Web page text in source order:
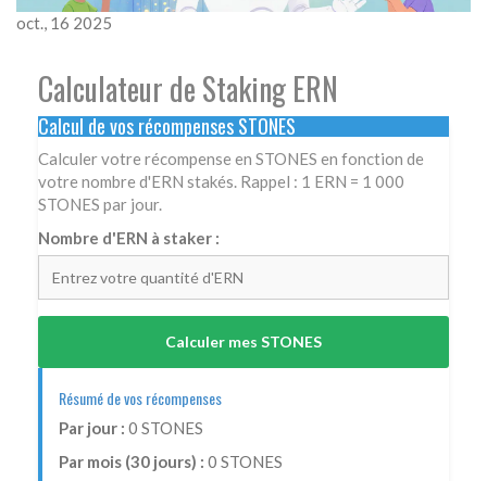
oct., 16 2025
Calculateur de Staking ERN
Calcul de vos récompenses STONES
Calculer votre récompense en STONES en fonction de
votre nombre d'ERN stakés. Rappel : 1 ERN = 1 000
STONES par jour.
Nombre d'ERN à staker :
Calculer mes STONES
Résumé de vos récompenses
Par jour : 0 STONES
Par mois (30 jours) : 0 STONES